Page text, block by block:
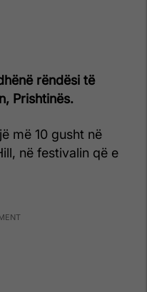
rëndësi të
Prishtinës.
më 10 gusht në
në festivalin që e